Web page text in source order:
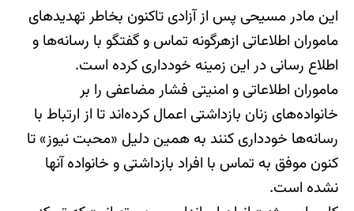
این مادر مسیحی پس از آزادی تاکنون بخاطر تهدیدهای
ماموران اطلاعاتی ازهرگونه تماس و گفتگو با رسانه‌ها و
اطلاع رسانی در این زمینه خودداری کرده است.
ماموران اطلاعاتی و امنیتی فشار مضاعفی را بر
خانواده‌های زنان بازداشتی اعمال کرده‌اند تا از ارتباط با
رسانه‌ها خودداری کنند به همین دلیل «محبت نیوز» تا
کنون موفق به تماس با افراد بازداشتی و خانواده آنها
نشده است.